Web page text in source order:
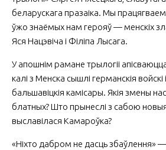
беларускага празаіка. Мы
ўжо знаёмых нам герояў — менскіх
Яся Нацэвіча і Філіпа Лысага.
У апошнім рамане трылогіі
калі з Менска сышлі германскія войскі
бальшавіцкія камісары. Якія змены
блатных? Што прынеслі з сабою
выславілася Камароўка?
«Ніхто дабром не дасць збаўлення» —